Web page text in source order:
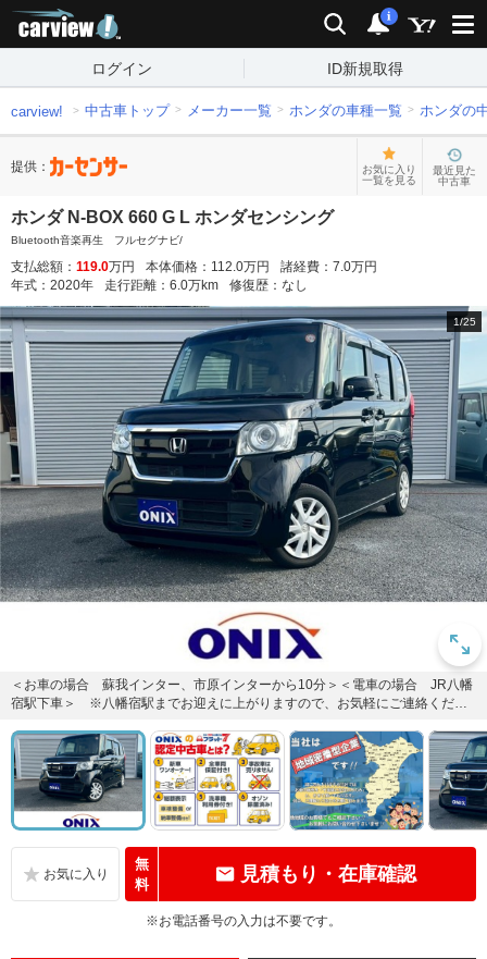
検索 通知
i
ログイン ID新規取得
carview! 中古車トップ メーカー一覧 ホンダの車種一覧 ホンダの
提供：
お気に入り
一覧を見る
最近見た
中古車
ホンダ N-BOX 660 G L ホンダセンシング
Bluetooth音楽再生 フルセグナビ/
支払総額： 119.0万円 本体価格： 112.0万円 諸経費： 7.0万円
年式： 2020年 走行距離： 6.0万km 修復歴： なし
1/25
＜お車の場合 蘇我インター、市原インターから10分＞＜電車の場合 JR八幡
宿駅下車＞ ※八幡宿駅までお迎えに上がりますので、お気軽にご連絡くださ
無
料
見積もり・在庫確認
※お電話番号の入力は不要です。